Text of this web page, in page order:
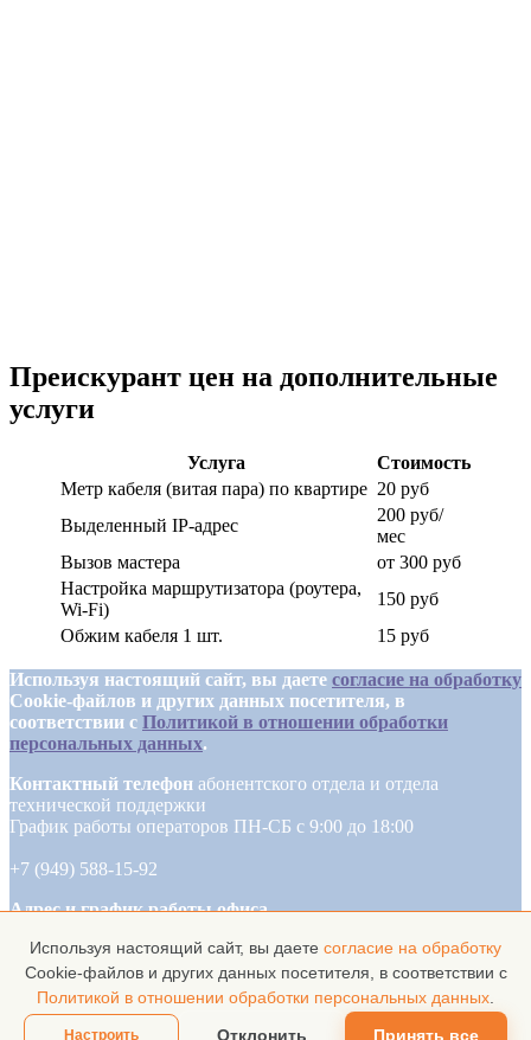
Преискурант цен на дополнительные
услуги
Услуга
Стоимость
Метр кабеля (витая пара) по квартире 20 руб
Выделенный IP-адрес
200 руб/
мес
Вызов мастера
от 300 руб
Настройка маршрутизатора (роутера,
Wi-Fi)
150 руб
Обжим кабеля 1 шт.
15 руб
Используя настоящий сайт, вы даете согласие на обработку
Cookie-файлов и других данных посетителя, в
соответствии с Политикой в отношении обработки
персональных данных.
Контактный телефон абонентского отдела и отдела
технической поддержки
График работы операторов ПН-СБ с 9:00 до 18:00
+7 (949) 588-15-92
Адрес и график работы офиса
г. Донецк ул. Октября 25а
ПН-СБ с 9:00 до 18:00
Используя настоящий сайт, вы даете согласие на обработку
Cookie-файлов и других данных посетителя, в соответствии с
Политикой в отношении обработки персональных данных
Настроить Отклонить Принять все